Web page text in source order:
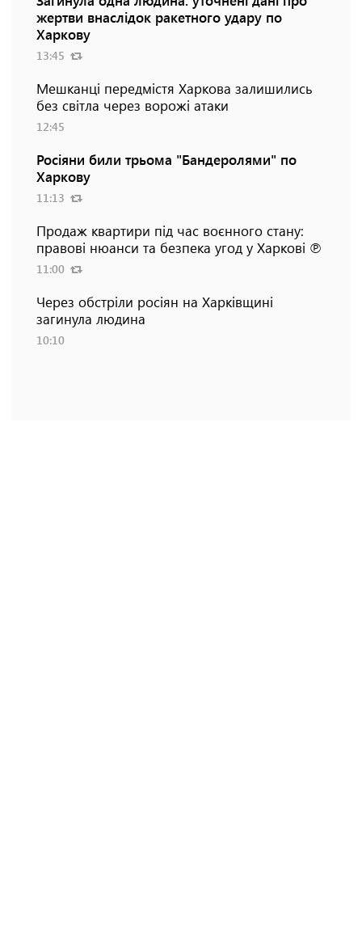
жертви внаслідок ракетного удару по
Харкову
13:45
Мешканці передмістя Харкова залишились
без світла через ворожі атаки
12:45
Росіяни били трьома "Бандеролями" по
Харкову
11:13
Продаж квартири під час воєнного стану:
правові нюанси та безпека угод у Харкові ℗
11:00
Через обстріли росіян на Харківщині
загинула людина
10:10